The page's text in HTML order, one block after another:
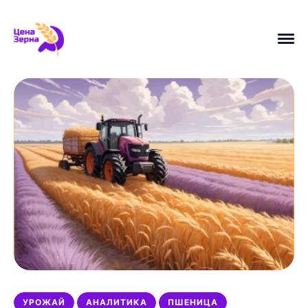
УРОЖАЙ АНАЛИТИКА ПШЕНИЦА
АНАЛИТИКА ПШЕНИЦА УРОЖАЙ
ЦЕНЫ УБОРОЧНАЯ МАСЛИЧНЫЕ
НОВОСТИ ЭКСПОРТ ИСТОРИЯ
МИНСЕЛЬХОЗ